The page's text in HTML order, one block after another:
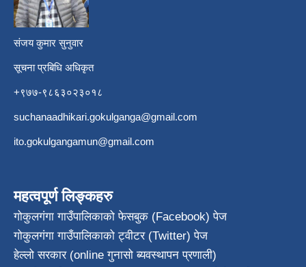
संजय कुमार सुनुवार
सूचना प्रबिधि अधिकृत
+९७७-९८६३०२३०१८
suchanaadhikari.gokulganga@gmail.com
ito.gokulgangamun@gmail.com
महत्वपूर्ण लिङ्कहरु
गोकुलगंगा गाउँपालिकाको फेसबुक (Facebook) पेज
गोकुलगंगा गाउँपालिकाको ट्वीटर (Twitter) पेज
हेल्लो सरकार (online गुनासो ब्यवस्थापन प्रणाली)